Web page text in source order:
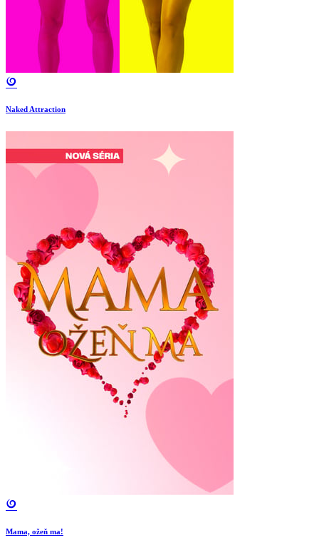
Naked Attraction
Mama, ožeň ma!